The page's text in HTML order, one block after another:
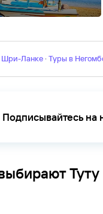
Шри-Ланке · Туры в
Подписывайтесь на
Туту